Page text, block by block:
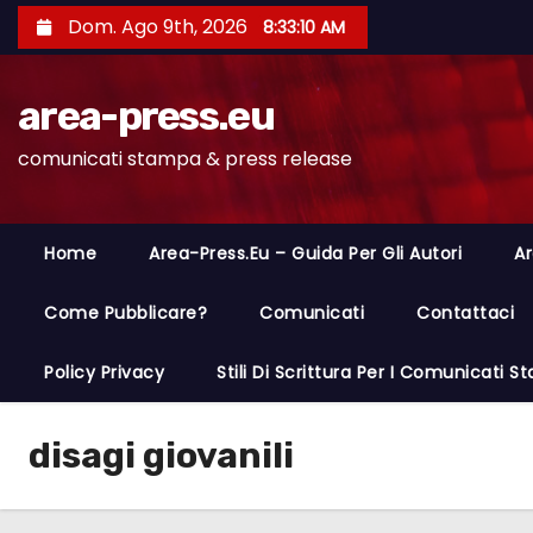
a
o
Dom. Ago 9th, 2026 8:33:11 AM
area-press.eu
comunicati stampa & press release
Home Area-Press.eu – Guida Per Gli Autori
Come Pubblicare? Comunicati Contattaci
Policy Privacy Stili Di Scrittura Per I Comunicati
disagi giovanili